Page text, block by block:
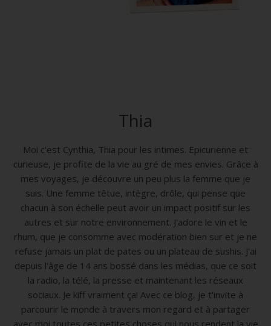
Thia
Moi c'est Cynthia, Thia pour les intimes. Epicurienne et
curieuse, je profite de la vie au gré de mes envies. Grâce à
mes voyages, je découvre un peu plus la femme que je
suis. Une femme têtue, intègre, drôle, qui pense que
chacun à son échelle peut avoir un impact positif sur les
autres et sur notre environnement. J'adore le vin et le
rhum, que je consomme avec modération bien sur et je ne
refuse jamais un plat de pates ou un plateau de sushis. J'ai
depuis l'âge de 14 ans bossé dans les médias, que ce soit
la radio, la télé, la presse et maintenant les réseaux
sociaux. Je kiff vraiment ça! Avec ce blog, je t'invite à
parcourir le monde à travers mon regard et à partager
avec moi toutes ces petites choses qui nous rendent la vie